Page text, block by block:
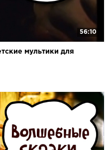
56:10
мультики для